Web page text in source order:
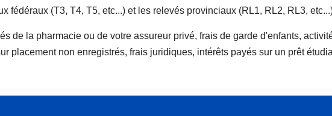
fédéraux (T3, T4, T5, etc...) et les relevés provinciaux (RL1, RL2, RL3,
de la pharmacie ou de votre assureur privé, frais de garde d'enfants,
placement non enregistrés, frais juridiques, intérêts payés sur un prêt